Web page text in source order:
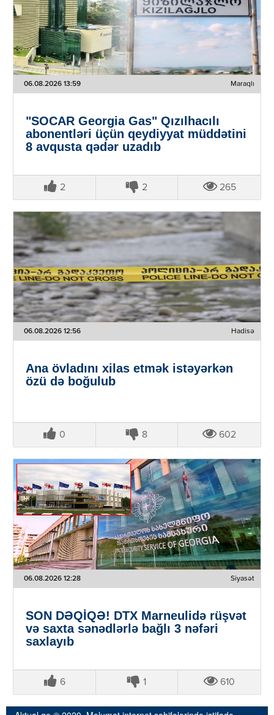
06.08.2026 13:59 Maraqlı
"SOCAR Georgia Gas" Qızılhacılı
abonentləri üçün qeydiyyat müddətini
8 avqusta qədər uzadıb
2 2 265
06.08.2026 12:56 Hadisə
Ana övladını xilas etmək istəyərkən
özü də boğulub
0 8 602
06.08.2026 12:28 Siyasət
SON DƏQİQƏ! DTX Marneulidə rüşvət
və saxta sənədlərlə bağlı 3 nəfəri
saxlayıb
6 1 610